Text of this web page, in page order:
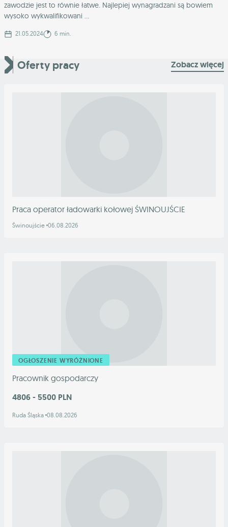
zawodzie jest to równie łatwe. Najlepiej wynagradzani są bowiem
wysoko wykwalifikowani ...
21.05.2024 6 min.
Oferty pracy Zobacz więcej
Praca operator ładowarki kołowej ŚWINOUJŚCIE
Świnoujście 06.08.2026
OGŁOSZENIE WYRÓŻNIONE
Pracownik gospodarczy
4806 - 5500 PLN
Ruda Śląska 08.08.2026